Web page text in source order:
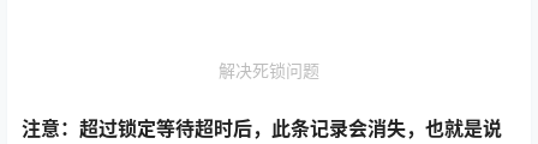
解决死锁问题
注意：超过锁定等待超时后，此条记录会消失，也就是说